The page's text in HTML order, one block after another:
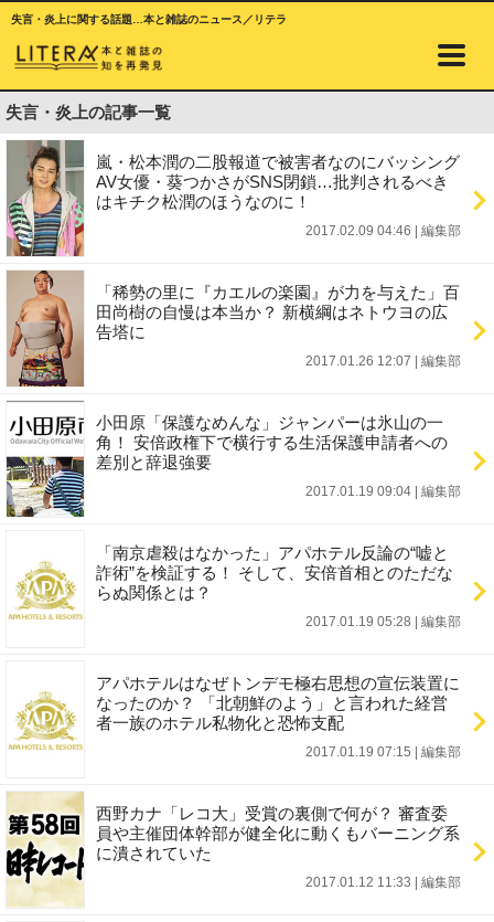
失言・炎上に関する話題…本と雑誌のニュース／リテラ
失言・炎上の記事一覧
嵐・松本潤の二股報道で被害者なのにバッシング
AV女優・葵つかさがSNS閉鎖…批判されるべき
はキチク松潤のほうなのに！
2017.02.09 04:46 編集部
「稀勢の里に『カエルの楽園』が力を与えた」百
田尚樹の自慢は本当か？ 新横綱はネトウヨの広
告塔に
2017.01.26 12:07 編集部
小田原「保護なめんな」ジャンパーは氷山の一
角！ 安倍政権下で横行する生活保護申請者への
差別と辞退強要
2017.01.19 09:04 編集部
「南京虐殺はなかった」アパホテル反論の“嘘と
詐術”を検証する！ そして、安倍首相とのただな
らぬ関係とは？
2017.01.19 05:28 編集部
アパホテルはなぜトンデモ極右思想の宣伝装置に
なったのか？ 「北朝鮮のよう」と言われた経営
者一族のホテル私物化と恐怖支配
2017.01.19 07:15 編集部
西野カナ「レコ大」受賞の裏側で何が？ 審査委
員や主催団体幹部が健全化に動くもバーニング系
に潰されていた
2017.01.12 11:33 編集部